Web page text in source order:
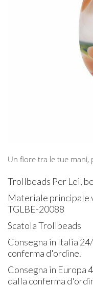
Un fiore tra le tue mani,
Trollbeads Per Lei,
Materiale principale
TGLBE-20088
Scatola Trollbeads
Consegna in Italia
conferma d'ordine.
Consegna in Europa
dalla conferma